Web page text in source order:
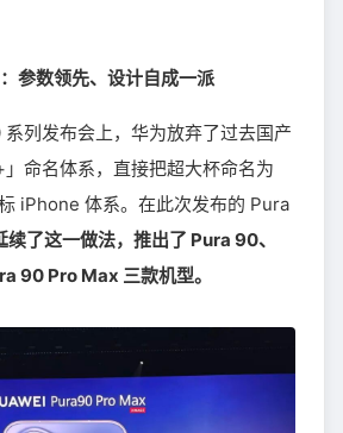
参数领先、设计自成一派
列发布会上，华为放弃了过去国产
命名体系，直接把超大杯命名为
iPhone 体系。在此次发布的 Pura
续了这一做法，推出了 Pura 90、
90 Pro Max 三款机型。